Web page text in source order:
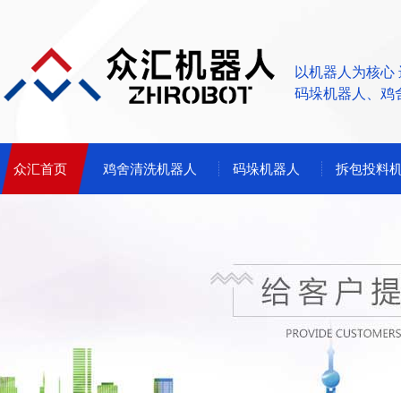
以机器人为核心
码垛机器人、鸡
众汇首页 鸡舍清洗机器人 码垛机器人 拆包投料